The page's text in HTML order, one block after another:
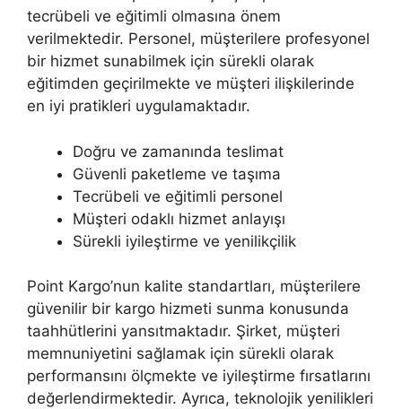
tecrübeli ve eğitimli olmasına önem
verilmektedir. Personel, müşterilere profesyonel
bir hizmet sunabilmek için sürekli olarak
eğitimden geçirilmekte ve müşteri ilişkilerinde
en iyi pratikleri uygulamaktadır.
Doğru ve zamanında teslimat
Güvenli paketleme ve taşıma
Tecrübeli ve eğitimli personel
Müşteri odaklı hizmet anlayışı
Sürekli iyileştirme ve yenilikçilik
Point Kargo’nun kalite standartları, müşterilere
güvenilir bir kargo hizmeti sunma konusunda
taahhütlerini yansıtmaktadır. Şirket, müşteri
memnuniyetini sağlamak için sürekli olarak
performansını ölçmekte ve iyileştirme fırsatlarını
değerlendirmektedir. Ayrıca, teknolojik yenilikleri